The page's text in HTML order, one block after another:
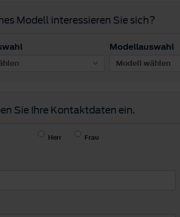
Modell interessieren Sie sich?
Modellauswahl
Sie Ihre Kontaktdaten ein.
Herr Frau